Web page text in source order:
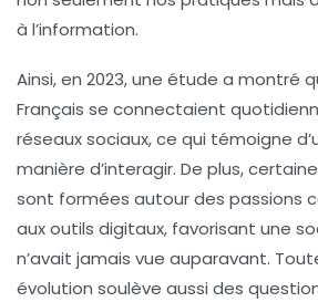
à l’information.
Ainsi, en 2023, une étude a montré
Français se connectaient
réseaux sociaux, ce qui témoigne
manière d’interagir. De plus,
sont formées autour des passions
aux outils digitaux, favorisant une
n’avait jamais vue auparavant.
évolution soulève aussi des